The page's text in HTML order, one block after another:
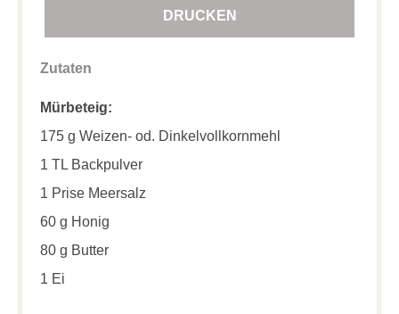
DRUCKEN
Zutaten
Mürbeteig:
175 g Weizen- od. Dinkelvollkornmehl
1 TL Backpulver
1 Prise Meersalz
60 g Honig
80 g Butter
1 Ei